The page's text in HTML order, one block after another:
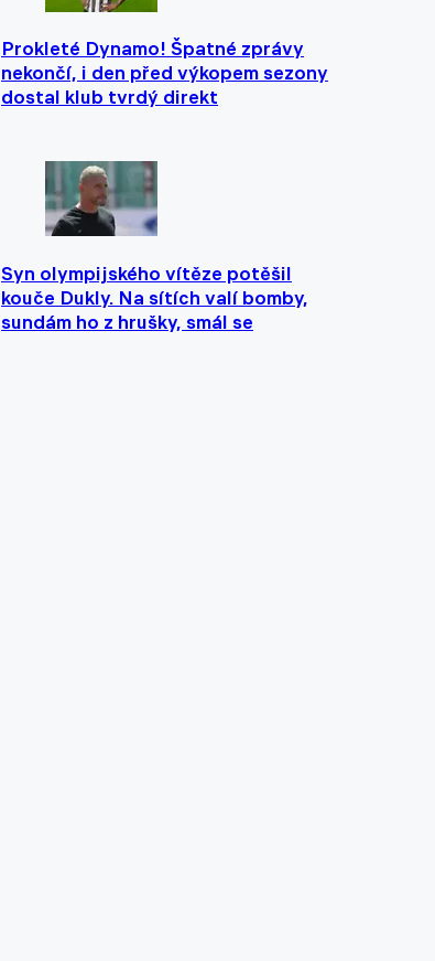
Prokleté Dynamo! Špatné zprávy
nekončí, i den před výkopem sezony
dostal klub tvrdý direkt
Syn olympijského vítěze potěšil
kouče Dukly. Na sítích valí bomby,
sundám ho z hrušky, smál se